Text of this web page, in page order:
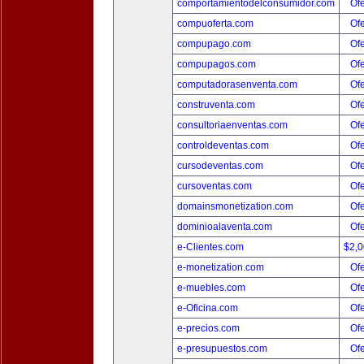
comportamientodelconsumidor.com
compuoferta.com
compupago.com
compupagos.com
computadorasenventa.com
construventa.com
consultoriaenventas.com
controldeventas.com
cursodeventas.com
cursoventas.com
domainsmonetization.com
dominioalaventa.com
e-Clientes.com
e-monetization.com
e-muebles.com
e-Oficina.com
e-precios.com
e-presupuestos.com